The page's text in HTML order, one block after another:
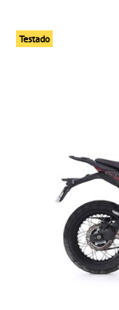
Testado